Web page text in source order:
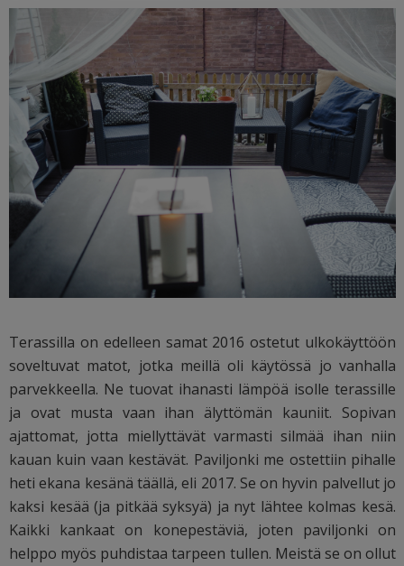
Terassilla on edelleen samat 2016 ostetut ulkokäyttöön
soveltuvat matot, jotka meillä oli käytössä jo vanhalla
parvekkeella. Ne tuovat ihanasti lämpöä isolle terassille
ja ovat musta vaan ihan älyttömän kauniit. Sopivan
ajattomat, jotta miellyttävät varmasti silmää ihan niin
kauan kuin vaan kestävät. Paviljonki me ostettiin pihalle
heti ekana kesänä täällä, eli 2017. Se on hyvin palvellut jo
kaksi kesää (ja pitkää syksyä) ja nyt lähtee kolmas kesä.
Kaikki kankaat on konepestäviä, joten paviljonki on
helppo myös puhdistaa tarpeen tullen. Meistä se on ollut